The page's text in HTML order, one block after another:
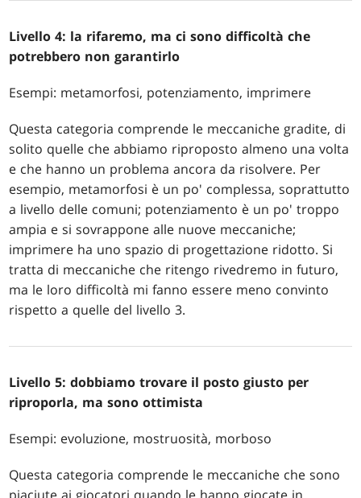
Livello 4: la rifaremo, ma ci sono difficoltà che
potrebbero non garantirlo
Esempi: metamorfosi, potenziamento, imprimere
Questa categoria comprende le meccaniche gradite, di
solito quelle che abbiamo riproposto almeno una volta
e che hanno un problema ancora da risolvere. Per
esempio, metamorfosi è un po' complessa, soprattutto
a livello delle comuni; potenziamento è un po' troppo
ampia e si sovrappone alle nuove meccaniche;
imprimere ha uno spazio di progettazione ridotto. Si
tratta di meccaniche che ritengo rivedremo in futuro,
ma le loro difficoltà mi fanno essere meno convinto
rispetto a quelle del livello 3.
Livello 5: dobbiamo trovare il posto giusto per
riproporla, ma sono ottimista
Esempi: evoluzione, mostruosità, morboso
Questa categoria comprende le meccaniche che sono